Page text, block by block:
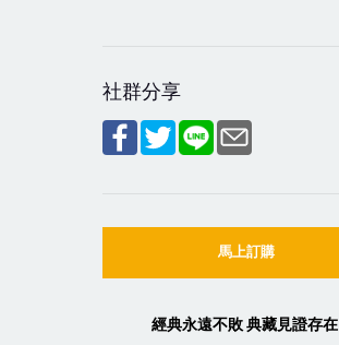
社群分享
馬上訂購
經典永遠不敗 典藏見證存在